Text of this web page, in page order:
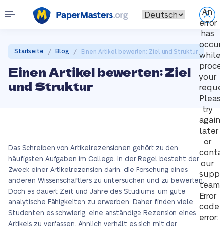
An
error
has
while
your
try
again
later
or
our
Error
code
error:
Startseite / Blog / Einen Artikel bewerten: Ziel und Struktur
Einen Artikel bewerten: Ziel
und Struktur
Das Schreiben von Artikelrezensionen gehört zu den
häufigsten Aufgaben im College. In der Regel besteht der
Zweck einer Artikelrezension darin, die Forschung eines
anderen Wissenschaftlers zu untersuchen und zu bewerten.
Doch es dauert Zeit und Jahre des Studiums, um gute
analytische Fähigkeiten zu erwerben. Daher finden viele
Studenten es schwierig, eine anständige Rezension eines
Artikels zu verfassen. Ähnlich verhält es sich mit der